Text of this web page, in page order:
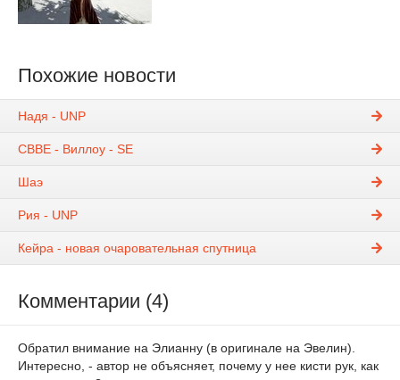
Похожие новости
Надя - UNP
CBBE - Виллоу - SE
Шаэ
Рия - UNP
Кейра - новая очаровательная спутница
Комментарии (4)
Обратил внимание на Элианну (в оригинале на Эвелин).
Интересно, - автор не объясняет, почему у нее кисти рук, как